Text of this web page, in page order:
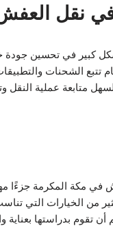
في نقل
كبير في تحسين
تتبع الشحنات
متابعة عملية النقل
في مكة المكرمة جزءًا
من الخيارات التي
تقوم بدراستها بعناية